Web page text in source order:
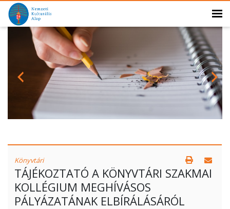
Könyvtári
TÁJÉKOZTATÓ A KÖNYVTÁRI SZAKMAI
KOLLÉGIUM MEGHÍVÁSOS
PÁLYÁZATÁNAK ELBÍRÁLÁSÁRÓL